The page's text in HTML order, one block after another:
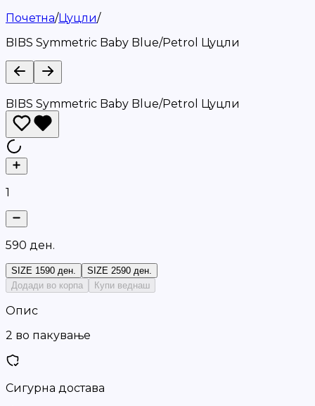
Почетна/Цуцли/
BIBS Symmetric Baby Blue/Petrol Цуцли
BIBS Symmetric Baby Blue/Petrol Цуцли
1
590 ден.
SIZE 1590 ден. SIZE 2590 ден.
Додади во корпа
Купи веднаш
Опис
2 во пакување
Сигурна достава